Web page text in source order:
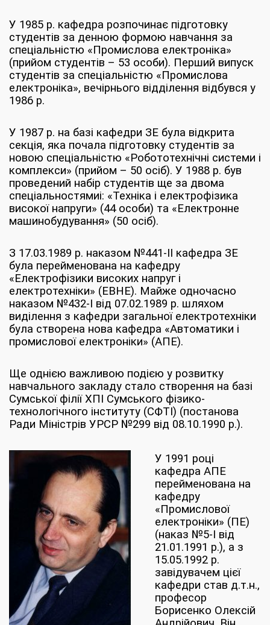
У 1985 р. кафедра розпочинає підготовку
студентів за денною формою навчання за
спеціальністю «Промислова електроніка»
(прийом студентів – 53 особи). Перший випуск
студентів за спеціальністю «Промислова
електроніка», вечірнього відділення відбувся у
1986 р.
У 1987 р. на базі кафедри ЗЕ була відкрита
секція, яка почала підготовку студентів за
новою спеціальністю «Робототехнічні системи і
комплекси» (прийом – 50 осіб). У 1988 р. був
проведений набір студентів ще за двома
спеціальностямиі: «Техніка і електрофізика
високої напруги» (44 особи) та «Електронне
машинобудування» (50 осіб).
З 17.03.1989 р. наказом №441-ІІ кафедра ЗЕ
була перейменована на кафедру
«Електрофізики високих напруг і
електротехніки» (ЕВНЕ). Майже одночасно
наказом №432-І від 07.02.1989 р. шляхом
виділення з кафедри загальної електротехніки
була створена нова кафедра «Автоматики і
промислової електроніки» (АПЕ).
Ще однією важливою подією у розвитку
навчального закладу стало створення на базі
Сумської філії ХПІ Сумського фізико-
технологічного інституту (СФТІ) (постанова
Ради Міністрів УРСР №299 від 08.10.1990 р.).
У 1991 році
кафедра АПЕ
перейменована на
кафедру
«Промислової
електроніки» (ПЕ)
(наказ №5-І від
21.01.1991 р.), а з
15.05.1992 р.
завідувачем цієї
кафедри став д.т.н.,
професор
Борисенко Олексій